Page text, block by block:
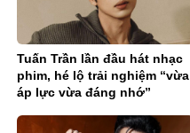
Tuấn Trần lần đầu hát nhạc
phim, hé lộ trải nghiệm “vừa
áp lực vừa đáng nhớ”